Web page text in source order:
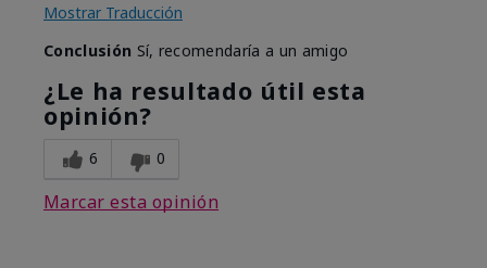
Mostrar Traducción
Conclusión Sí, recomendaría a un amigo
¿Le ha resultado útil esta
opinión?
6 0
Marcar esta opinión